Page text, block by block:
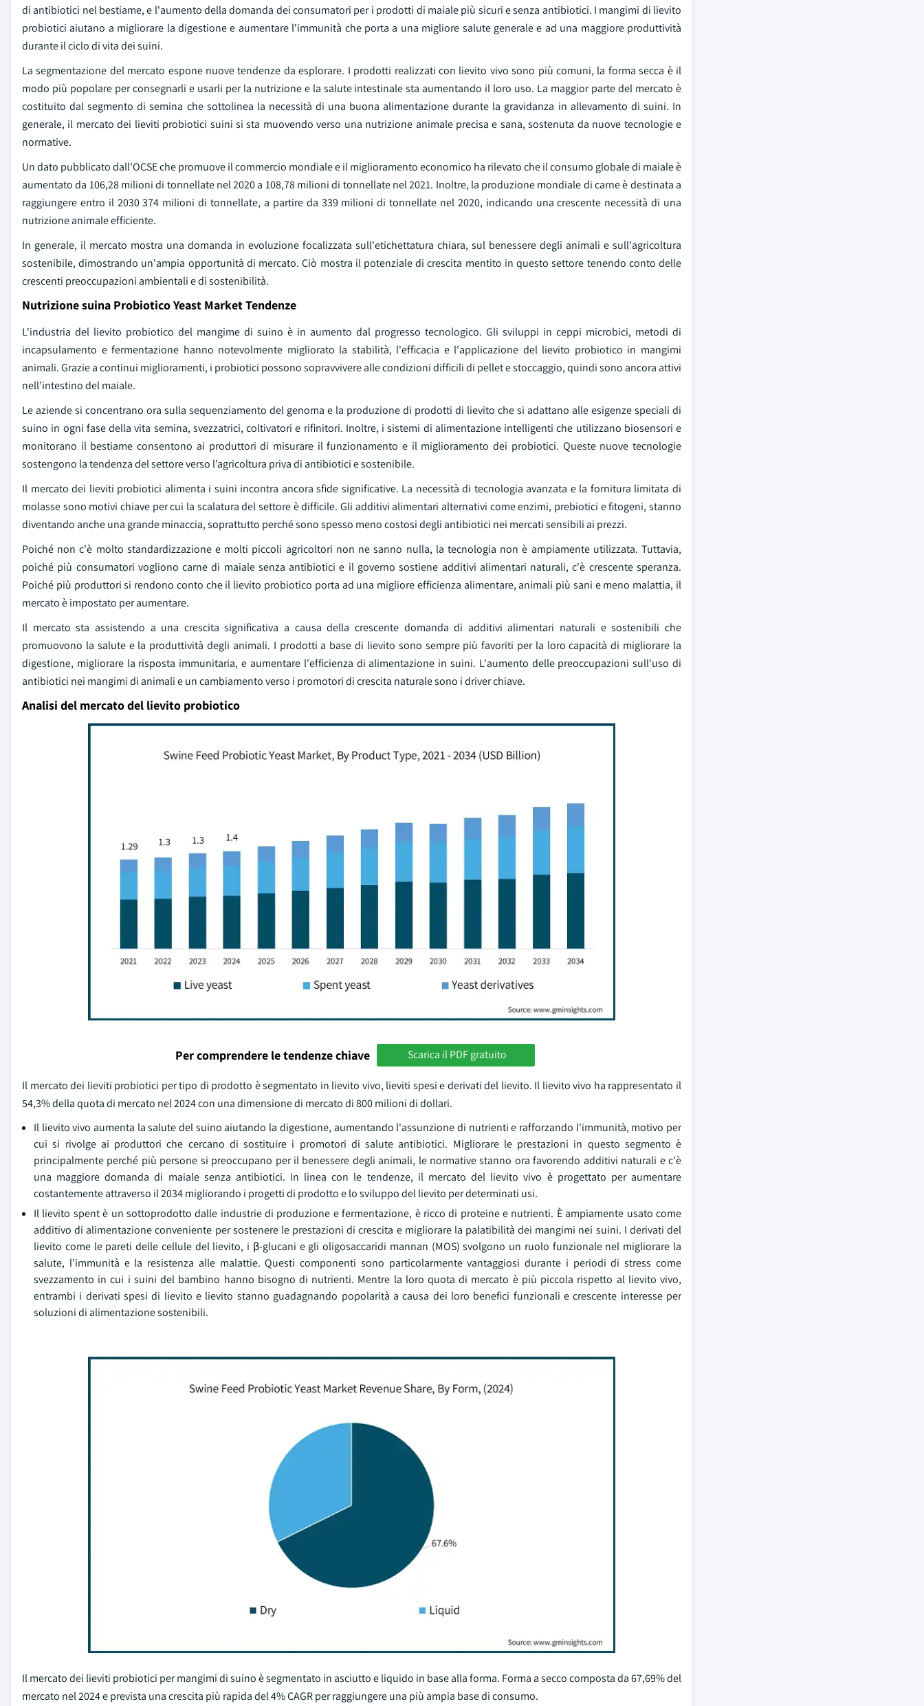
di antibiotici nel bestiame, e l'aumento della domanda dei consumatori per i prodotti di maiale più sicuri e senza antibiotici. I mangimi di lievito
probiotici aiutano a migliorare la digestione e aumentare l'immunità che porta a una migliore salute generale e ad una maggiore produttività
durante il ciclo di vita dei suini.
La segmentazione del mercato espone nuove tendenze da esplorare. I prodotti realizzati con lievito vivo sono più comuni, la forma secca è il
modo più popolare per consegnarli e usarli per la nutrizione e la salute intestinale sta aumentando il loro uso. La maggior parte del mercato è
costituito dal segmento di semina che sottolinea la necessità di una buona alimentazione durante la gravidanza in allevamento di suini. In
generale, il mercato dei lieviti probiotici suini si sta muovendo verso una nutrizione animale precisa e sana, sostenuta da nuove tecnologie e
normative.
Un dato pubblicato dall'OCSE che promuove il commercio mondiale e il miglioramento economico ha rilevato che il consumo globale di maiale è
aumentato da 106,28 milioni di tonnellate nel 2020 a 108,78 milioni di tonnellate nel 2021. Inoltre, la produzione mondiale di carne è destinata a
raggiungere entro il 2030 374 milioni di tonnellate, a partire da 339 milioni di tonnellate nel 2020, indicando una crescente necessità di una
nutrizione animale efficiente.
In generale, il mercato mostra una domanda in evoluzione focalizzata sull'etichettatura chiara, sul benessere degli animali e sull'agricoltura
sostenibile, dimostrando un'ampia opportunità di mercato. Ciò mostra il potenziale di crescita mentito in questo settore tenendo conto delle
crescenti preoccupazioni ambientali e di sostenibilità.
Nutrizione suina Probiotico Yeast Market Tendenze
L'industria del lievito probiotico del mangime di suino è in aumento dal progresso tecnologico. Gli sviluppi in ceppi microbici, metodi di
incapsulamento e fermentazione hanno notevolmente migliorato la stabilità, l'efficacia e l'applicazione del lievito probiotico in mangimi
animali. Grazie a continui miglioramenti, i probiotici possono sopravvivere alle condizioni difficili di pellet e stoccaggio, quindi sono ancora attivi
nell’intestino del maiale.
Le aziende si concentrano ora sulla sequenziamento del genoma e la produzione di prodotti di lievito che si adattano alle esigenze speciali di
suino in ogni fase della vita semina, svezzatrici, coltivatori e rifinitori. Inoltre, i sistemi di alimentazione intelligenti che utilizzano biosensori e
monitorano il bestiame consentono ai produttori di misurare il funzionamento e il miglioramento dei probiotici. Queste nuove tecnologie
sostengono la tendenza del settore verso l’agricoltura priva di antibiotici e sostenibile.
Il mercato dei lieviti probiotici alimenta i suini incontra ancora sfide significative. La necessità di tecnologia avanzata e la fornitura limitata di
molasse sono motivi chiave per cui la scalatura del settore è difficile. Gli additivi alimentari alternativi come enzimi, prebiotici e fitogeni, stanno
diventando anche una grande minaccia, soprattutto perché sono spesso meno costosi degli antibiotici nei mercati sensibili ai prezzi.
Poiché non c'è molto standardizzazione e molti piccoli agricoltori non ne sanno nulla, la tecnologia non è ampiamente utilizzata. Tuttavia,
poiché più consumatori vogliono carne di maiale senza antibiotici e il governo sostiene additivi alimentari naturali, c'è crescente speranza.
Poiché più produttori si rendono conto che il lievito probiotico porta ad una migliore efficienza alimentare, animali più sani e meno malattia, il
mercato è impostato per aumentare.
Il mercato sta assistendo a una crescita significativa a causa della crescente domanda di additivi alimentari naturali e sostenibili che
promuovono la salute e la produttività degli animali. I prodotti a base di lievito sono sempre più favoriti per la loro capacità di migliorare la
digestione, migliorare la risposta immunitaria, e aumentare l'efficienza di alimentazione in suini. L'aumento delle preoccupazioni sull'uso di
antibiotici nei mangimi di animali e un cambiamento verso i promotori di crescita naturale sono i driver chiave.
Analisi del mercato del lievito probiotico
Per comprendere le tendenze chiave Scarica il PDF gratuito
Il mercato dei lieviti probiotici per tipo di prodotto è segmentato in lievito vivo, lieviti spesi e derivati del lievito. Il lievito vivo ha rappresentato il
54,3% della quota di mercato nel 2024 con una dimensione di mercato di 800 milioni di dollari.
Il lievito vivo aumenta la salute del suino aiutando la digestione, aumentando l'assunzione di nutrienti e rafforzando l'immunità, motivo per
cui si rivolge ai produttori che cercano di sostituire i promotori di salute antibiotici. Migliorare le prestazioni in questo segmento è
principalmente perché più persone si preoccupano per il benessere degli animali, le normative stanno ora favorendo additivi naturali e c'è
una maggiore domanda di maiale senza antibiotici. In linea con le tendenze, il mercato del lievito vivo è progettato per aumentare
costantemente attraverso il 2034 migliorando i progetti di prodotto e lo sviluppo del lievito per determinati usi.
Il lievito spent è un sottoprodotto dalle industrie di produzione e fermentazione, è ricco di proteine e nutrienti. È ampiamente usato come
additivo di alimentazione conveniente per sostenere le prestazioni di crescita e migliorare la palatibilità dei mangimi nei suini. I derivati del
lievito come le pareti delle cellule del lievito, i β-glucani e gli oligosaccaridi mannan (MOS) svolgono un ruolo funzionale nel migliorare la
salute, l'immunità e la resistenza alle malattie. Questi componenti sono particolarmente vantaggiosi durante i periodi di stress come
svezzamento in cui i suini del bambino hanno bisogno di nutrienti. Mentre la loro quota di mercato è più piccola rispetto al lievito vivo,
entrambi i derivati spesi di lievito e lievito stanno guadagnando popolarità a causa dei loro benefici funzionali e crescente interesse per
soluzioni di alimentazione sostenibili.
Il mercato dei lieviti probiotici per mangimi di suino è segmentato in asciutto e liquido in base alla forma. Forma a secco composta da 67,69% del
mercato nel 2024 e prevista una crescita più rapida del 4% CAGR per raggiungere una più ampia base di consumo.